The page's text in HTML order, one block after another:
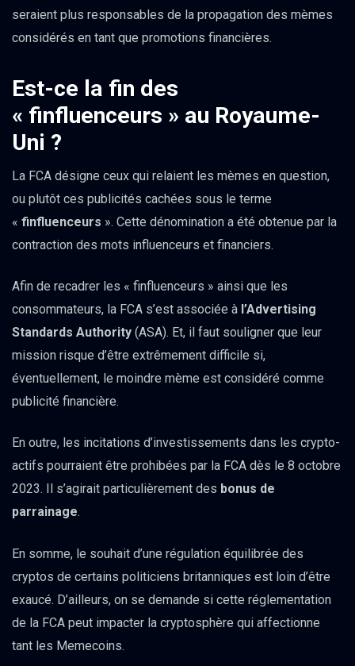
seraient plus responsables de la propagation des mèmes
considérés en tant que promotions financières.
Est-ce la fin des
« finfluenceurs » au Royaume-
Uni ?
La FCA désigne ceux qui relaient les mèmes en question,
ou plutôt ces publicités cachées sous le terme
« finfluenceurs ». Cette dénomination a été obtenue par la
contraction des mots influenceurs et financiers.
Afin de recadrer les « finfluenceurs » ainsi que les
consommateurs, la FCA s’est associée à l’Advertising
Standards Authority (ASA). Et, il faut souligner que leur
mission risque d’être extrêmement difficile si,
éventuellement, le moindre mème est considéré comme
publicité financière.
En outre, les incitations d’investissements dans les crypto-
actifs pourraient être prohibées par la FCA dès le 8 octobre
2023. Il s’agirait particulièrement des bonus de
parrainage.
En somme, le souhait d’une régulation équilibrée des
cryptos de certains politiciens britanniques est loin d’être
exaucé. D’ailleurs, on se demande si cette réglementation
de la FCA peut impacter la cryptosphère qui affectionne
tant les Memecoins.